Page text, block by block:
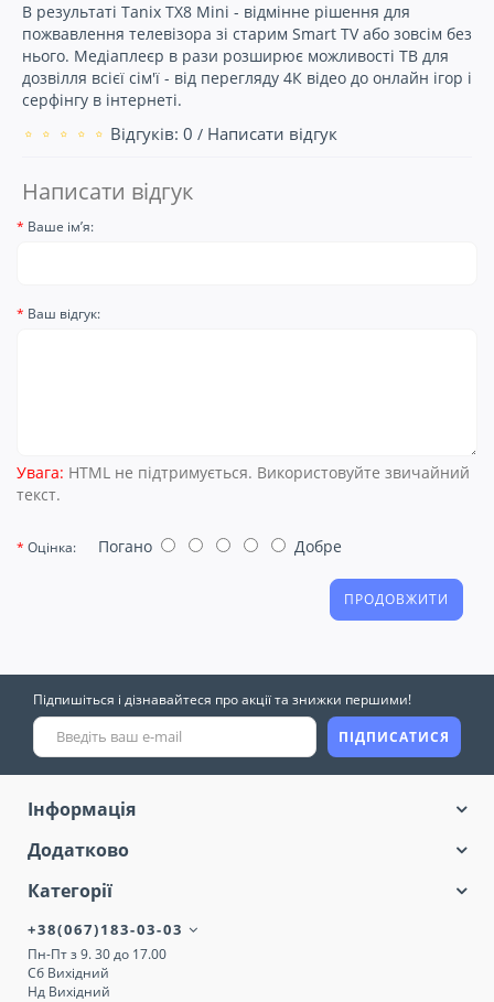
В результаті Tanix TX8 Mini - відмінне рішення для
пожвавлення телевізора зі старим Smart TV або зовсім без
нього. Медіаплеєр в рази розширює можливості ТВ для
дозвілля всієї сім'ї - від перегляду 4К відео до онлайн ігор і
серфінгу в інтернеті.
Відгуків: 0 / Написати відгук
Написати відгук
Ваше ім’я:
Ваш відгук:
Увага: HTML не підтримується. Використовуйте звичайний
текст.
Оцінка: Погано Добре
ПРОДОВЖИТИ
Підпишіться і дізнавайтеся про акції та знижки першими!
ПІДПИСАТИСЯ
Інформація
Додатково
Категорії
+38(067)183-03-03
Пн-Пт з 9. 30 до 17.00
Сб Вихідний
Нд Вихідний